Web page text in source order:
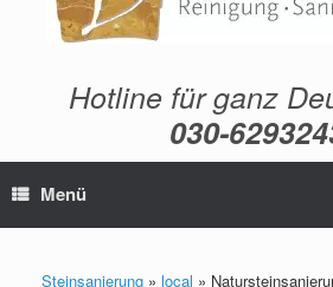
Hotline für ganz
030-
Menü
Steinsanierung » local »